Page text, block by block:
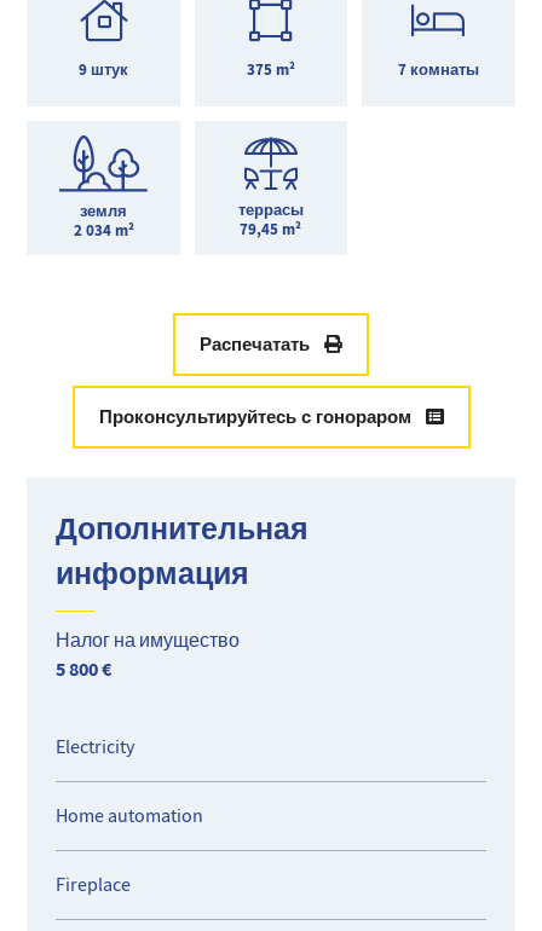
9 штук 375 m² 7 комнаты
земля
2 034 m²
террасы
79,45 m²
Распечатать
Проконсультируйтесь с гонораром
Дополнительная
информация
Налог на имущество
5 800 €
Electricity
Home automation
Fireplace